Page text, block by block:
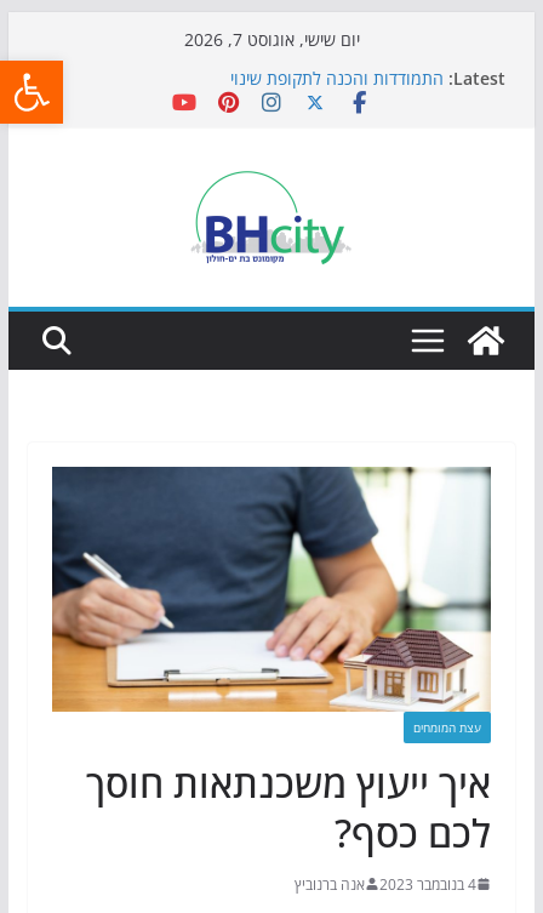
יום שישי, אוגוסט 7, 2026
Latest: התמודדות והכנה לתקופת שינוי
אי ההרפתקאות ממשיך לכבוש את הגינות: מאות משפחות
כדורגל באווירה מיוחדת: הקרנת גמר המונדיאל בטרמינל
הקיץ של בני הנוער בבת־ים: חוף הריביירה הופך למרחב
בטוח בשעות הערב
עצת המומחים
איך ייעוץ משכנתאות חוסך
לכם כסף?
4 בנובמבר 2023 אנה ברנוביץ